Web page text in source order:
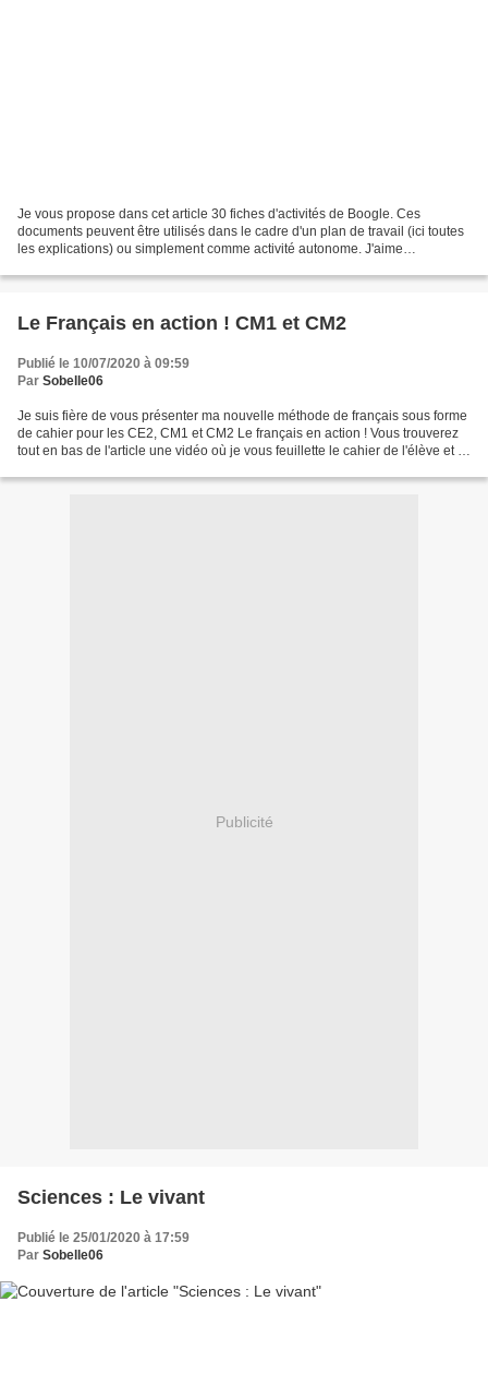
Je vous propose dans cet article 30 fiches d'activités de Boogle. Ces
documents peuvent être utilisés dans le cadre d'un plan de travail (ici toutes
les explications) ou simplement comme activité autonome. J'aime
Le Français en action ! CM1 et CM2
Publié le 10/07/2020 à 09:59
Par Sobelle06
Je suis fière de vous présenter ma nouvelle méthode de français sous forme
de cahier pour les CE2, CM1 et CM2 Le français en action ! Vous trouverez
tout en bas de l'article une vidéo où je vous feuillette le cahier de l'élève et le
Publicité
Sciences : Le vivant
Publié le 25/01/2020 à 17:59
Par Sobelle06